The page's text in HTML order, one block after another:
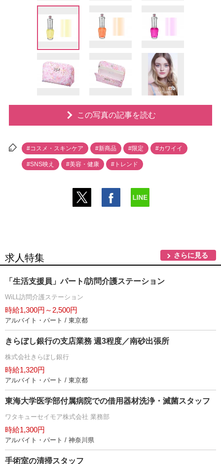
この写真の記事を読む
#コスメ・スキンケア #新商品 #限定 #カワイイ
#SNS映え #美容・健康 #トレンド
求人特集 さらに見る
「生活支援員」パート/訪問介護ステーション
WiLL訪問介護ステーション
時給1,300円～2,500円
アルバイト・パート / 東京都
きらぼし銀行の支店業務 週3程度／南砂出張所
株式会社きらぼし銀行
時給1,320円
アルバイト・パート / 東京都
東海大学医学部付属病院での借用器材洗浄・滅菌スタッフ
ワタキューセイモア株式会社 業務部
時給1,300円
アルバイト・パート / 神奈川県
手術室の清掃スタッフ